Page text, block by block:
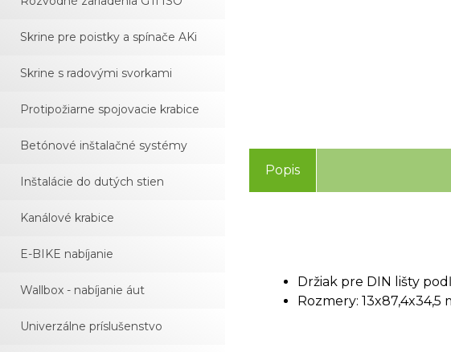
Skrine pre poistky a spínače AKi
Skrine s radovými svorkami
Protipožiarne spojovacie krabice
Betónové inštalačné systémy
Inštalácie do dutých stien
Kanálové krabice
E-BIKE nabíjanie
Wallbox - nabíjanie áut
Univerzálne príslušenstvo
Popis
Držiak pre DIN lišty
Rozmery: 13x87,4x34,5